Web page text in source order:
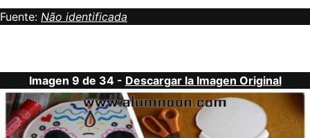
Fuente: Não identificada
Imagen 9 de 34 - Descargar la Imagen Original